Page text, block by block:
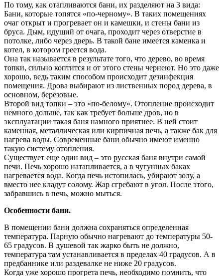
По тому, как отапливаются бани, их разделяют на 3 вида:
Бани, которые топятся «по-черному». В таких помещениях
очаг открыт и прогревает он и камешки, и стены бани из
бруса. Дым, идущий от очага, проходит через отверстие в
потолке, либо через дверь. В такой бане имеется каменка и
котел, в котором греется вода.
Она так называется в результате того, что дерево, во время
топки, сильно коптится и от этого стены чернеют. Но это даже
хорошо, ведь таким способом происходит дезинфекция
помещения. Дрова выбирают из лиственных пород дерева, в
основном, березовые.
Второй вид топки – это «по-белому». Отопление происходит
немного дольше, так как требует больше дров, но в
эксплуатации такая баня намного приятнее. В ней стоит
каменная, металлическая или кирпичная печь, а также бак для
нагрева воды. Современные бани обычно имеют именно
такую систему отопления.
Существует еще один вид – это русская баня внутри самой
печи. Печь хорошо натапливается, а в чугунных баках
нагревается вода. Когда печь истопилась, убирают золу, а
вместо нее кладут солому. Жар сгребают в угол. После этого,
забравшись в печь, можно мыться.
Особенности бани.
В помещении бани должна сохраняться определенная
температура. Парную обычно нагревают до температуры 50-
65 градусов. В душевой так жарко быть не должно,
температура там устанавливается в пределах 40 градусов. А в
предбаннике или раздевалке не ниже 20 градусов.
Когда уже хорошо прогрета печь, необходимо помнить, что